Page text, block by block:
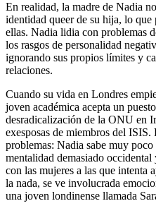
En realidad, la madre de Nadia
identidad queer de su hija, lo
ellas. Nadia lidia con problemas
los rasgos de personalidad
ignorando sus propios límites y
relaciones.
Cuando su vida en Londres
joven académica acepta un
desradicalización de la ONU en
exesposas de miembros del ISIS.
problemas: Nadia sabe muy
mentalidad demasiado
con las mujeres a las que intenta
la nada, se ve involucrada
una joven londinense llamada